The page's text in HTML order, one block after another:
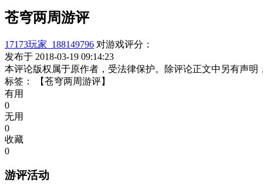
苍穹两周游评
17173玩家_188149796 对游戏评分：
发布于 2018-03-19 09:14:23
本评论版权属于原作者，受法律保护。除评论正文中另有声
标签：
【苍穹两周游评】
有用
0
无用
0
收藏
0
游评活动